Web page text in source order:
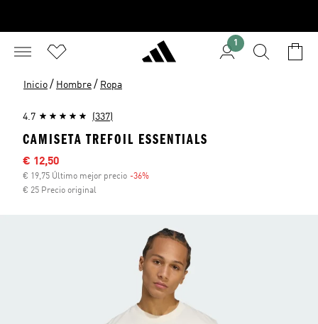
1
Inicio / Hombre / Ropa
4.7 (337)
CAMISETA TREFOIL ESSENTIALS
Precio rebajado
€ 12,50
€ 19,75 Último mejor precio -36%
€ 25 Precio original